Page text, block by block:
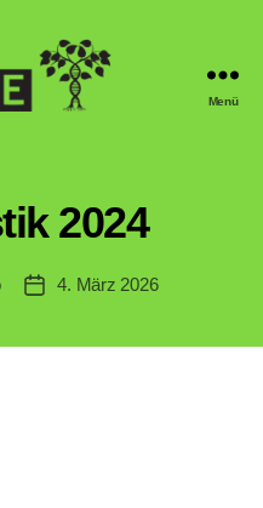
Menü
2024
Veröffentlichungsdatum
4. März 2026